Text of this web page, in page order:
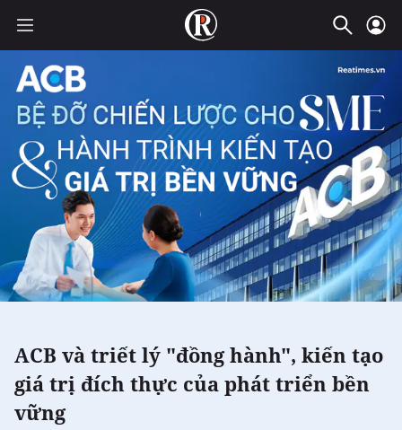
ACB và triết lý "đồng hành", kiến tạo
giá trị đích thực của phát triển bền
vững